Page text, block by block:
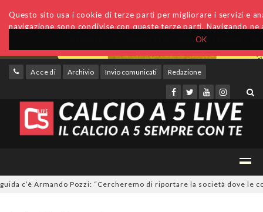
OK
Questo sito usa i cookie di terze parti per migliorare i servizi e
navigazione sono condivise con queste terze parti. Navigando
Accedi Archivio Invio comunicati Redazione
Armando Pozzi: “Cercheremo di riportare la società dove le